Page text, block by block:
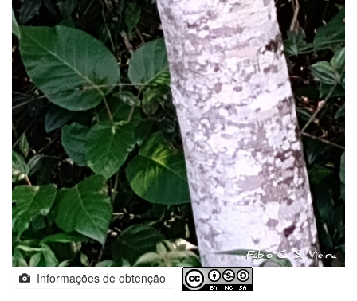
Informações de obtenção